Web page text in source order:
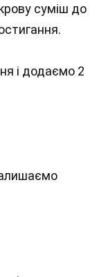
суміш до
і додаємо 2